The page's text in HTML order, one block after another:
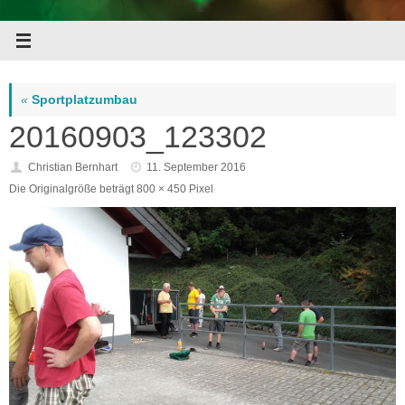
« Sportplatzumbau
20160903_123302
Christian Bernhart
11. September 2016
Die Originalgröße beträgt800 × 450 Pixel